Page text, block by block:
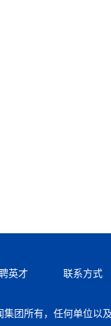
英才 联系方式
团所有，任何单位以